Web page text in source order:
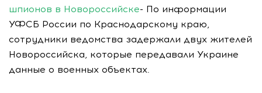
шпионов в Новороссийске- По информации
УФСБ России по Краснодарскому краю,
сотрудники ведомства задержали двух жителей
Новороссийска, которые передавали Украине
данные о военных объектах.